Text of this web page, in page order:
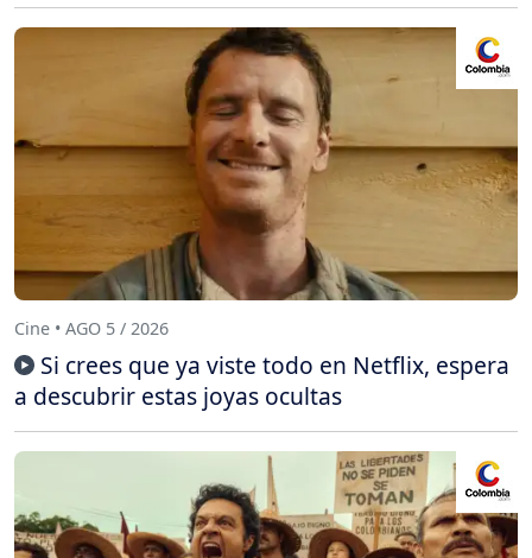
Cine • AGO 5 / 2026
Si crees que ya viste todo en Netflix, espera
a descubrir estas joyas ocultas